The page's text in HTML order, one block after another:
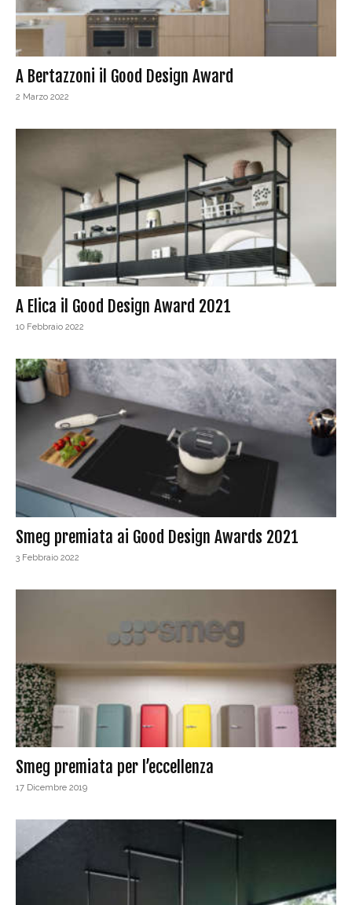
A Bertazzoni il Good Design Award
2 Marzo 2022
A Elica il Good Design Award 2021
10 Febbraio 2022
Smeg premiata ai Good Design Awards 2021
3 Febbraio 2022
Smeg premiata per l’eccellenza
17 Dicembre 2019